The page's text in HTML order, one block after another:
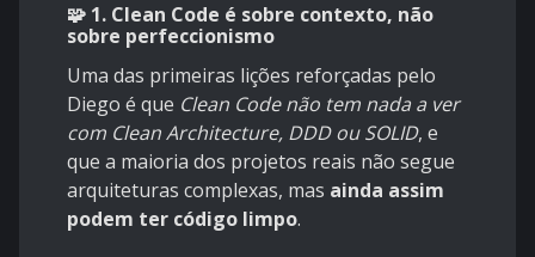
🧩 1. Clean Code é sobre contexto, não
sobre perfeccionismo
Uma das primeiras lições reforçadas pelo
Diego é que Clean Code não tem nada a ver
com Clean Architecture, DDD ou SOLID, e
que a maioria dos projetos reais não segue
arquiteturas complexas, mas ainda assim
podem ter código limpo.